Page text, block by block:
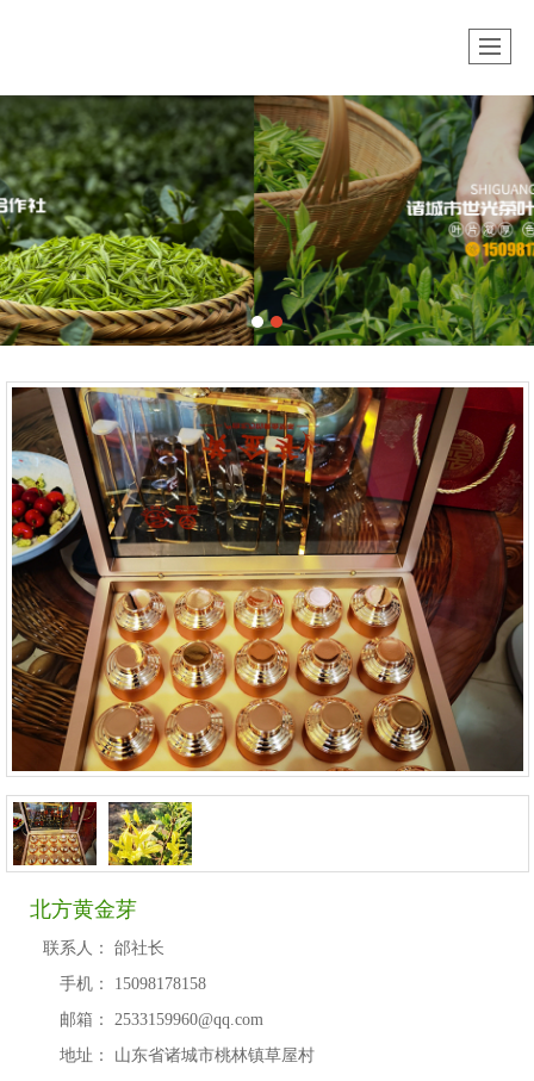
北方黄金芽
联系人：
邰社长
手机：
15098178158
邮箱：
2533159960@qq.com
地址：
山东省诸城市桃林镇草屋村